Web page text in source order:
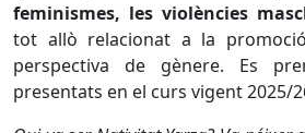
feminismes, les violències
tot allò relacionat a la
perspectiva de gènere. Es
presentats en el curs vigent 2025/